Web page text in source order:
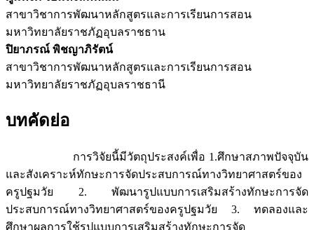
สาขาวิชาการพัฒนาหลักสูตรและการเรียนการสอน
มหาวิทยาลัยราชภัฏอุบลราชธาน
ปิยาภรณ์ พิชญาภิรัตน์
สาขาวิชาการพัฒนาหลักสูตรและการเรียนการสอน
มหาวิทยาลัยราชภัฏอุบลราชธานี
บทคัดย่อ
การวิจัยนี้มีวัตถุประสงค์เพื่อ 1.ศึกษาสภาพปัจจุบัน
และสังเคราะห์ทักษะการจัดประสบการณ์ทางวิทยาศาสตร์ของ
ครูปฐมวัย 2. พัฒนารูปแบบการเสริมสร้างทักษะการจัด
ประสบการณ์ทางวิทยาศาสตร์ของครูปฐมวัย 3. ทดลองและ
ศึกษาผลการใช้รูปแบบการเสริมสร้างทักษะการจัด